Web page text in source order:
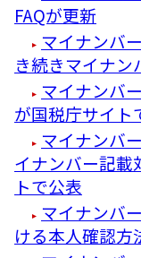
FAQが更新
マイナンバ
き続きマイナ
マイナンバ
が国税庁サイト
マイナンバ
イナンバー記載
トで公表
マイナンバ
ける本人確認方